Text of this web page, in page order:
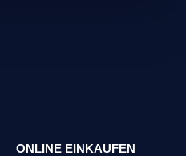
ONLINE EINKAUFEN